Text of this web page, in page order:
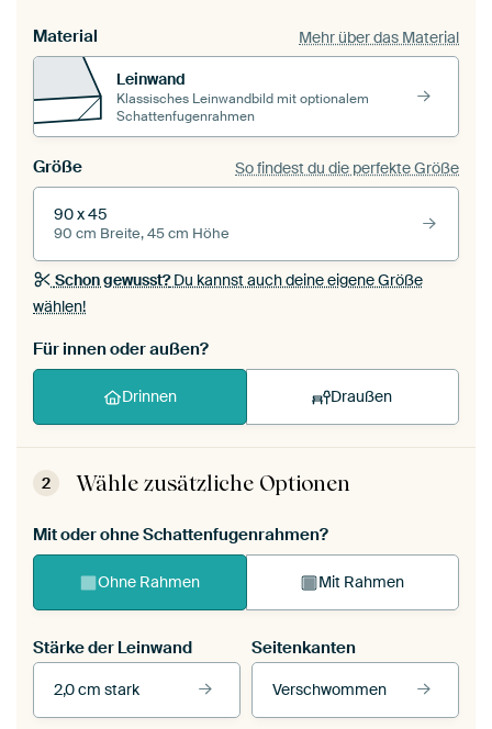
Material Mehr über das Material
Leinwand
Klassisches Leinwandbild mit optionalem
Schattenfugenrahmen
Größe So findest du die perfekte Größe
90 x 45
90 cm Breite, 45 cm Höhe
Schon gewusst?Du kannst auch deine eigene Größe
wählen!
Für innen oder außen?
Drinnen Draußen
2 Wähle zusätzliche Optionen
Mit oder ohne Schattenfugenrahmen?
Ohne Rahmen Mit Rahmen
Stärke der Leinwand
2,0 cm stark
Seitenkanten
Verschwommen